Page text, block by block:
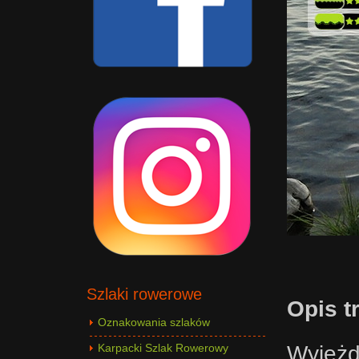
Opis
Szlaki rowerowe
Oznakowania szlaków
Karpacki Szlak Rowerowy